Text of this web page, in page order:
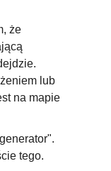
że
lub
na mapie
tego.